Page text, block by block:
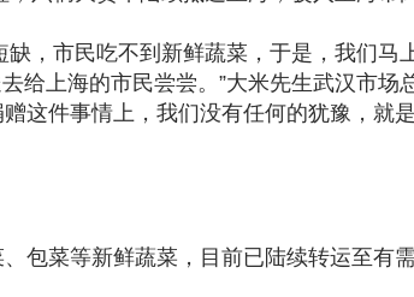
，市民吃不到新鲜蔬菜，于是，我们
给上海的市民尝尝。”大米先生武汉市场
这件事情上，我们没有任何的犹豫，就
包菜等新鲜蔬菜，目前已陆续转运至有